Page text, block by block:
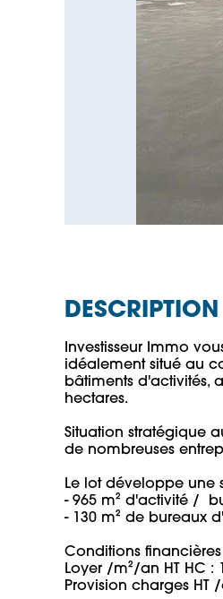
DESCRIPTION
Investisseur Immo
idéalement situé au
bâtiments d'activités,
hectares.
Situation stratégique
de nombreuses
Le lot développe une
- 965 m² d'activité /
- 130 m² de bureaux
Conditions financières
Loyer /m²/an HT HC
Provision charges HT /